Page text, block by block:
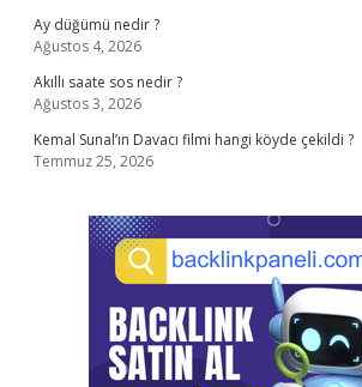
Ay düğümü nedir ?
Ağustos 4, 2026
Akıllı saate sos nedir ?
Ağustos 3, 2026
Kemal Sunal’ın Davacı filmi hangi köyde çekildi ?
Temmuz 25, 2026